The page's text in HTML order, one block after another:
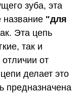
зуба, эта
название "для
Эта цепь
так и
от
делает это
предназначена